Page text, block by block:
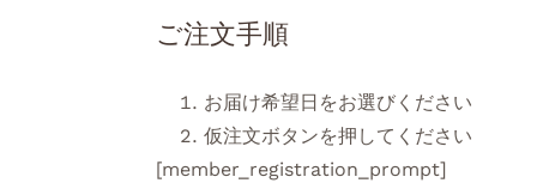
ご注文手順
お届け希望日をお選びください
仮注文ボタンを押してください
[member_registration_prompt]